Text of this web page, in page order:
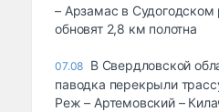
– Арзамас в Судогодском
обновят 2,8 км полотна
07.08 В Свердловской
паводка перекрыли
Реж – Артемовский –